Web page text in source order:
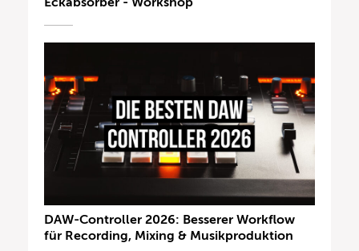
DAW-Controller 2026: Besserer Workflow
für Recording, Mixing & Musikproduktion